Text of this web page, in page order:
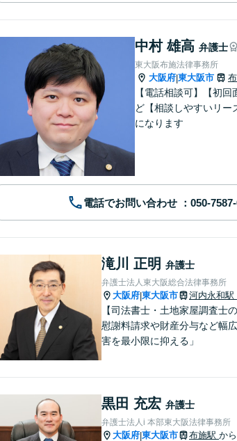
中村 雄高 弁護士
東大阪布施法律事務所
大阪府|東大阪市
【電話相談可】【初
ど【相談しやすいリ
になります
電話でお問い合わせ
滝川 正明 弁護士
弁護士法人東大阪総合法律事務所
大阪府|東大阪市 河内永和駅
【司法書士・土地家屋調査士
慰謝料請求や財産分与など幅
害を最小限に抑える」
黒田 充宏 弁護士
弁護士法人i 本部東大阪法律事務所
大阪府|東大阪市 布施駅 か